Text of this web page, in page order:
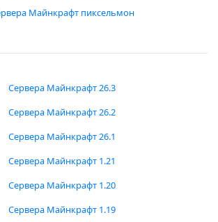
Майнкрафт пиксельмон
Сервера Майнкрафт 26.3
Сервера Майнкрафт 26.2
Сервера Майнкрафт 26.1
Сервера Майнкрафт 1.21
Сервера Майнкрафт 1.20
Сервера Майнкрафт 1.19